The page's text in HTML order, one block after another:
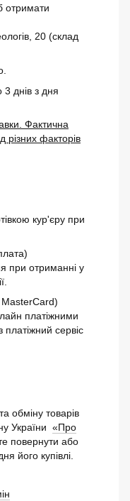
отримати
20 (склад
3 днів з дня
Фактична
різних факторів
кур'єру при
при отриманні у
платіжними
сервіс
обміну товарів
України «Про
повернути або
його купівлі.